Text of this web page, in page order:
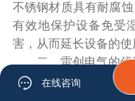
不锈钢材质具有耐腐
有效地保护设备免受
害，从而延长设备的使
二、雷创电气的优
作为一家专业的不
在线咨询